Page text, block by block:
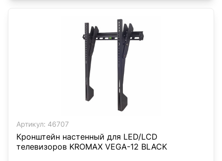
Артикул: 46707
Кронштейн настенный для LED/LCD
телевизоров KROMAX VEGA-12 BLACK